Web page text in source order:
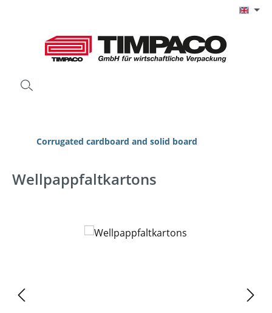
Corrugated cardboard and solid board
Wellpappfaltkartons
Skip image gallery